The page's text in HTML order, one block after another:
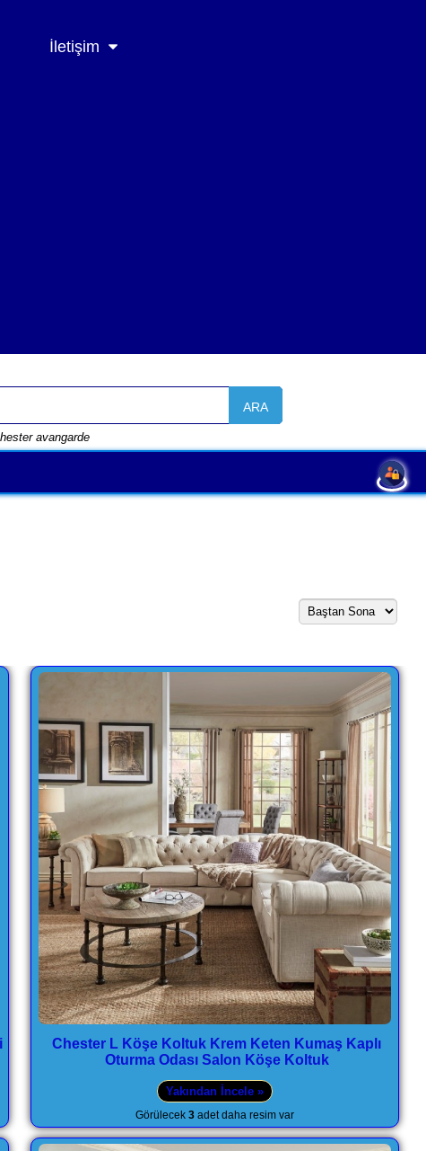
İletişim
ARA
avangarde
Chester L Köşe Koltuk Krem Keten Kumaş Kaplı
Oturma Odası Salon Köşe Koltuk
Yakından İncele »
Görülecek 3adet daha resim var